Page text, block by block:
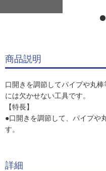
商品説明
口開きを調節してパイプや丸
には欠かせない工具です。
【特長】
●口開きを調節して、パイプや
す。
詳細